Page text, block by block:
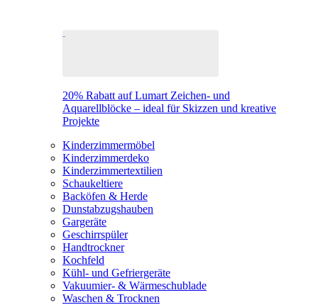
20% Rabatt auf Lumart Zeichen- und
Aquarellblöcke – ideal für Skizzen und kreative
Projekte
Kinderzimmermöbel
Kinderzimmerdeko
Kinderzimmertextilien
Schaukeltiere
Backöfen & Herde
Dunstabzugshauben
Gargeräte
Geschirrspüler
Handtrockner
Kochfeld
Kühl- und Gefriergeräte
Vakuumier- & Wärmeschublade
Waschen & Trocknen